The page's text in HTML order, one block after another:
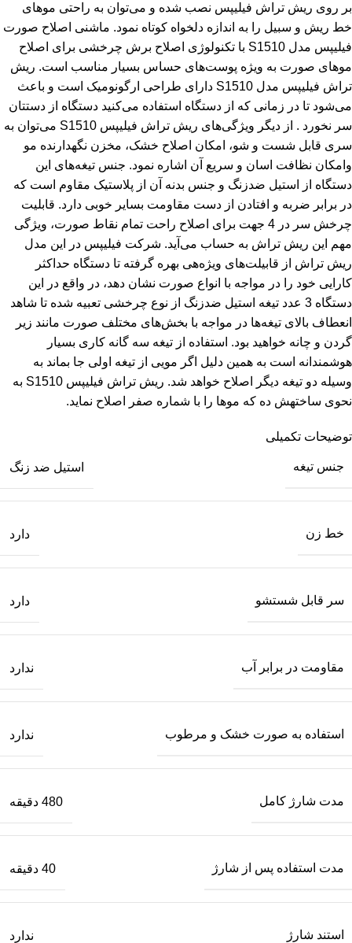
بر روی ریش تراش فیلیپس نصب شده و می‌توان به راحتی موهای
خط ریش و سبیل را به اندازه دلخواه کوتاه نمود. ماشنی اصلاح صورت
فیلیپس مدل S1510 با تکنولوژی اصلاح برش چرخشی برای اصلاح
موهای صورت به ویژه پوست‌های حساس بسیار مناسب است. ریش
تراش فیلیپس مدل S1510 دارای طراحی ارگونومیک است و باعث
می‌شود تا در زمانی که از دستگاه استفاده می‌کنید دستگاه از دستتان
سر نخورد . از دیگر ویژگی‌های ریش تراش فیلیپس S1510 می‌توان به
سری قابل شست و شو، امکان اصلاح خشک، مخزن نگهدارنده مو
وامکان نظافت اسان و سریع آن اشاره نمود. جنس تیغه‌های این
دستگاه از استیل ضدزنگ و جنس بدنه آن از پلاستیک مقاوم است که
در برابر ضربه و افتادن از دست مقاومت بسایر خوبی دارد. قابلیت
چرخش سر در 4 جهت برای اصلاح راحت تمام نقاط صورت، ویژگی
مهم این ریش تراش به حساب می‌آید. شرکت فیلیپس در این مدل
ریش تراش از قابیلت‌های ویژه‌هی بهره گرفته تا دستگاه حداکثر
کارایی خود را در مواجه با انواع صورت نشان دهد، در واقع در این
دستگاه 3 عدد تیغه استیل ضدزنگ از نوع چرخشی تعبیه شده تا شاهد
انعطاف بالای تیغه‌ها در مواجه با بخش‌های مختلف صورت مانند زیر
گردن و چانه خواهید بود. استفاده از تیغه سه گانه کاری بسیار
هوشمندانه است به همین دلیل اگر مویی از تیغه اولی جا بماند به
وسیله دو تیغه دیگر اصلاح خواهد شد. ریش تراش فیلیپس S1510 به
نحوی ساختهش ده که موها را با شماره صفر اصلاح نماید.
توضیحات تکمیلی
جنس تیغه استیل ضد زنگ
خط زن دارد
سر قابل شستشو دارد
مقاومت در برابر آب ندارد
استفاده به صورت خشک و مرطوب ندارد
مدت شارژ کامل 480 دقیقه
مدت استفاده پس از شارژ 40 دقیقه
استند شارژ ندارد